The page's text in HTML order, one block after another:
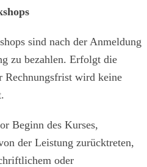
sind nach der Anmeldung
zu bezahlen. Erfolgt die
Rechnungsfrist wird keine
Beginn des Kurses,
der Leistung zurücktreten,
oder